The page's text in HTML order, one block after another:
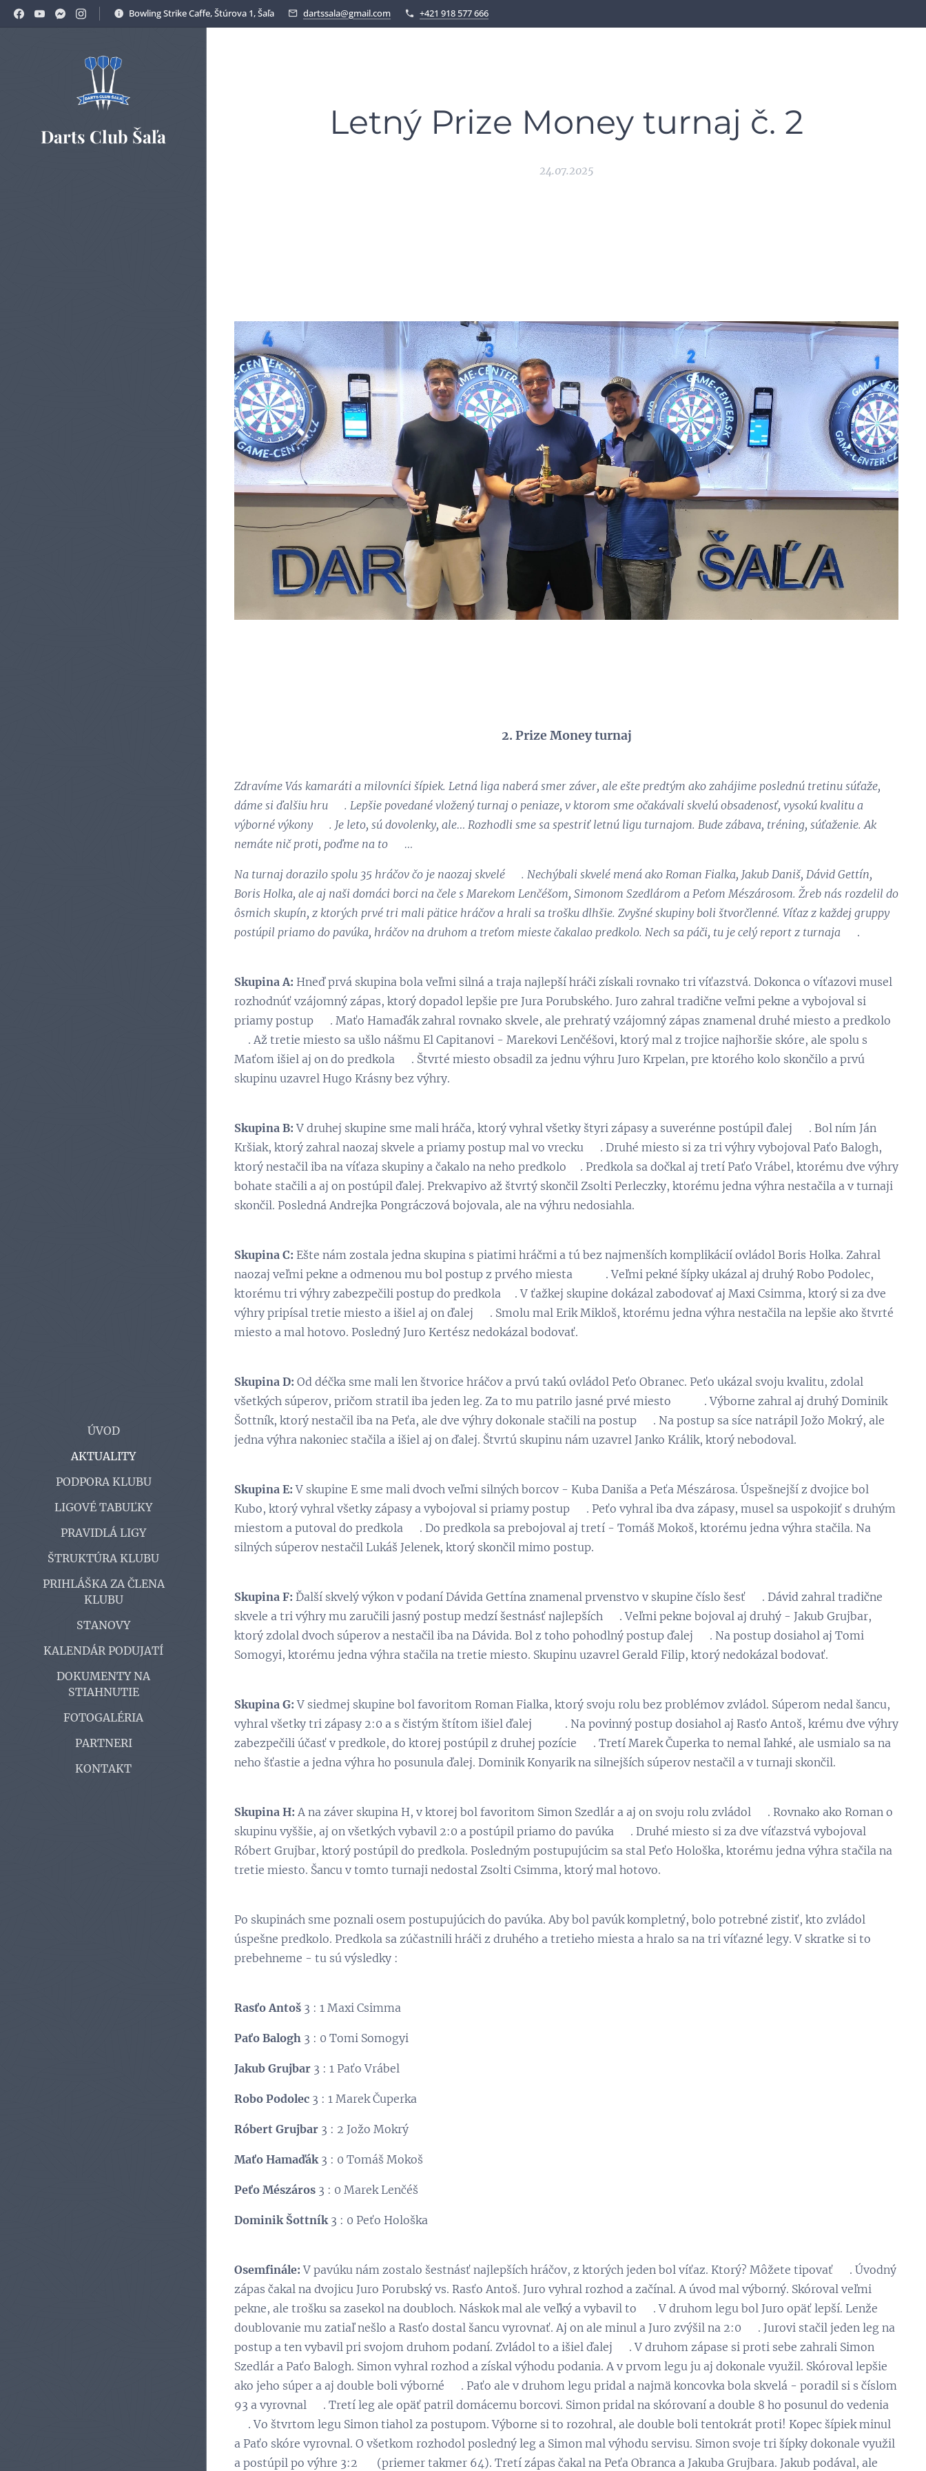
Bowling Strike Caffe, Štúrova 1, Šaľa dartssala@gmail.com +421 918 577 666
Darts Club Šaľa
ÚVOD
AKTUALITY
PODPORA KLUBU
LIGOVÉ TABUĽKY
PRAVIDLÁ LIGY
ŠTRUKTÚRA KLUBU
PRIHLÁŠKA ZA ČLENA
KLUBU
STANOVY
KALENDÁR PODUJATÍ
DOKUMENTY NA
STIAHNUTIE
FOTOGALÉRIA
PARTNERI
KONTAKT
Letný Prize Money turnaj č. 2
24.07.2025
2. Prize Money turnaj
Zdravíme Vás kamaráti a milovníci šípiek. Letná liga naberá smer záver, ale ešte predtým ako zahájime poslednú tretinu súťaže,
dáme si ďalšiu hru 😉. Lepšie povedané vložený turnaj o peniaze, v ktorom sme očakávali skvelú obsadenosť, vysokú kvalitu a
výborné výkony 💪. Je leto, sú dovolenky, ale… Rozhodli sme sa spestriť letnú ligu turnajom. Bude zábava, tréning, súťaženie. Ak
nemáte nič proti, poďme na to 😉…
Na turnaj dorazilo spolu 35 hráčov čo je naozaj skvelé 😃. Nechýbali skvelé mená ako Roman Fialka, Jakub Daniš, Dávid Gettín,
Boris Holka, ale aj naši domáci borci na čele s Marekom Lenčéšom, Simonom Szedlárom a Peťom Mészárosom. Žreb nás rozdelil do
ôsmich skupín, z ktorých prvé tri mali pätice hráčov a hrali sa trošku dlhšie. Zvyšné skupiny boli štvorčlenné. Víťaz z každej gruppy
postúpil priamo do pavúka, hráčov na druhom a treťom mieste čakalao predkolo. Nech sa páči, tu je celý report z turnaja 😁 .
Skupina A: Hneď prvá skupina bola veľmi silná a traja najlepší hráči získali rovnako tri víťazstvá. Dokonca o víťazovi musel
rozhodnúť vzájomný zápas, ktorý dopadol lepšie pre Jura Porubského. Juro zahral tradične veľmi pekne a vybojoval si
priamy postup 👏. Maťo Hamaďák zahral rovnako skvele, ale prehratý vzájomný zápas znamenal druhé miesto a predkolo
😉. Až tretie miesto sa ušlo nášmu El Capitanovi - Marekovi Lenčéšovi, ktorý mal z trojice najhoršie skóre, ale spolu s
Maťom išiel aj on do predkola 💪. Štvrté miesto obsadil za jednu výhru Juro Krpelan, pre ktorého kolo skončilo a prvú
skupinu uzavrel Hugo Krásny bez výhry.
Skupina B: V druhej skupine sme mali hráča, ktorý vyhral všetky štyri zápasy a suverénne postúpil ďalej 💪. Bol ním Ján
Kršiak, ktorý zahral naozaj skvele a priamy postup mal vo vrecku 😉. Druhé miesto si za tri výhry vybojoval Paťo Balogh,
ktorý nestačil iba na víťaza skupiny a čakalo na neho predkolo😉. Predkola sa dočkal aj tretí Paťo Vrábel, ktorému dve výhry
bohate stačili a aj on postúpil ďalej. Prekvapivo až štvrtý skončil Zsolti Perleczky, ktorému jedna výhra nestačila a v turnaji
skončil. Posledná Andrejka Pongráczová bojovala, ale na výhru nedosiahla.
Skupina C: Ešte nám zostala jedna skupina s piatimi hráčmi a tú bez najmenších komplikácií ovládol Boris Holka. Zahral
naozaj veľmi pekne a odmenou mu bol postup z prvého miesta 👏 😃. Veľmi pekné šípky ukázal aj druhý Robo Podolec,
ktorému tri výhry zabezpečili postup do predkola💪. V ťažkej skupine dokázal zabodovať aj Maxi Csimma, ktorý si za dve
výhry pripísal tretie miesto a išiel aj on ďalej 😃. Smolu mal Erik Mikloš, ktorému jedna výhra nestačila na lepšie ako štvrté
miesto a mal hotovo. Posledný Juro Kertész nedokázal bodovať.
Skupina D: Od déčka sme mali len štvorice hráčov a prvú takú ovládol Peťo Obranec. Peťo ukázal svoju kvalitu, zdolal
všetkých súperov, pričom stratil iba jeden leg. Za to mu patrilo jasné prvé miesto 👏 😃. Výborne zahral aj druhý Dominik
Šottník, ktorý nestačil iba na Peťa, ale dve výhry dokonale stačili na postup 💪. Na postup sa síce natrápil Jožo Mokrý, ale
jedna výhra nakoniec stačila a išiel aj on ďalej. Štvrtú skupinu nám uzavrel Janko Králik, ktorý nebodoval.
Skupina E:V skupine E sme mali dvoch veľmi silných borcov - Kuba Daniša a Peťa Mészárosa. Úspešnejší z dvojice bol
Kubo, ktorý vyhral všetky zápasy a vybojoval si priamy postup 👏. Peťo vyhral iba dva zápasy, musel sa uspokojiť s druhým
miestom a putoval do predkola 😉. Do predkola sa prebojoval aj tretí - Tomáš Mokoš, ktorému jedna výhra stačila. Na
silných súperov nestačil Lukáš Jelenek, ktorý skončil mimo postup.
Skupina F: Ďalší skvelý výkon v podaní Dávida Gettína znamenal prvenstvo v skupine číslo šesť 😁. Dávid zahral tradične
skvele a tri výhry mu zaručili jasný postup medzí šestnásť najlepších 💪. Veľmi pekne bojoval aj druhý - Jakub Grujbar,
ktorý zdolal dvoch súperov a nestačil iba na Dávida. Bol z toho pohodlný postup ďalej 😉. Na postup dosiahol aj Tomi
Somogyi, ktorému jedna výhra stačila na tretie miesto. Skupinu uzavrel Gerald Filip, ktorý nedokázal bodovať.
Skupina G:V siedmej skupine bol favoritom Roman Fialka, ktorý svoju rolu bez problémov zvládol. Súperom nedal šancu,
vyhral všetky tri zápasy 2:0 a s čistým štítom išiel ďalej 😃 👏. Na povinný postup dosiahol aj Rasťo Antoš, krému dve výhry
zabezpečili účasť v predkole, do ktorej postúpil z druhej pozície 💪. Tretí Marek Čuperka to nemal ľahké, ale usmialo sa na
neho šťastie a jedna výhra ho posunula ďalej. Dominik Konyarik na silnejších súperov nestačil a v turnaji skončil.
Skupina H: A na záver skupina H, v ktorej bol favoritom Simon Szedlár a aj on svoju rolu zvládol 😁. Rovnako ako Roman o
skupinu vyššie, aj on všetkých vybavil 2:0 a postúpil priamo do pavúka 👏. Druhé miesto si za dve víťazstvá vybojoval
Róbert Grujbar, ktorý postúpil do predkola. Posledným postupujúcim sa stal Peťo Hološka, ktorému jedna výhra stačila na
tretie miesto. Šancu v tomto turnaji nedostal Zsolti Csimma, ktorý mal hotovo.
Po skupinách sme poznali osem postupujúcich do pavúka. Aby bol pavúk kompletný, bolo potrebné zistiť, kto zvládol
úspešne predkolo. Predkola sa zúčastnili hráči z druhého a tretieho miesta a hralo sa na tri víťazné legy. V skratke si to
prebehneme - tu sú výsledky :
Rasťo Antoš 3 : 1 Maxi Csimma
Paťo Balogh 3 : 0 Tomi Somogyi
Jakub Grujbar 3 : 1 Paťo Vrábel
Robo Podolec 3 : 1 Marek Čuperka
Róbert Grujbar 3 : 2 Jožo Mokrý
Maťo Hamaďák 3 : 0 Tomáš Mokoš
Peťo Mészáros 3 : 0 Marek Lenčéš
Dominik Šottník 3 : 0 Peťo Hološka
Osemfinále: V pavúku nám zostalo šestnásť najlepších hráčov, z ktorých jeden bol víťaz. Ktorý? Môžete tipovať 😁. Úvodný
zápas čakal na dvojicu Juro Porubský vs. Rasťo Antoš. Juro vyhral rozhod a začínal. A úvod mal výborný. Skóroval veľmi
pekne, ale trošku sa zasekol na doubloch. Náskok mal ale veľký a vybavil to 💪. V druhom legu bol Juro opäť lepší. Lenže
doublovanie mu zatiaľ nešlo a Rasťo dostal šancu vyrovnať. Aj on ale minul a Juro zvýšil na 2:0 😉. Jurovi stačil jeden leg na
postup a ten vybavil pri svojom druhom podaní. Zvládol to a išiel ďalej 💪. V druhom zápase si proti sebe zahrali Simon
Szedlár a Paťo Balogh. Simon vyhral rozhod a získal výhodu podania. A v prvom legu ju aj dokonale využil. Skóroval lepšie
ako jeho súper a aj double boli výborné 💪. Paťo ale v druhom legu pridal a najmä koncovka bola skvelá - poradil si s číslom
93 a vyrovnal 👏. Tretí leg ale opäť patril domácemu borcovi. Simon pridal na skórovaní a double 8 ho posunul do vedenia
😉. Vo štvrtom legu Simon tiahol za postupom. Výborne si to rozohral, ale double boli tentokrát proti! Kopec šípiek minul
a Paťo skóre vyrovnal. O všetkom rozhodol posledný leg a Simon mal výhodu servisu. Simon svoje tri šípky dokonale využil
a postúpil po výhre 3:2 💪 (priemer takmer 64). Tretí zápas čakal na Peťa Obranca a Jakuba Grujbara. Jakub podával, ale